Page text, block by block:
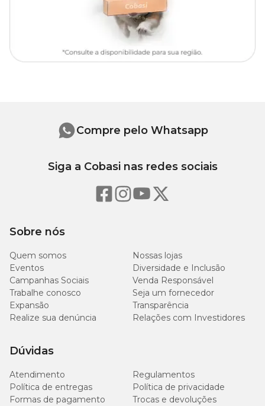
Sobre nós
Quem somos
Nossas lojas
Eventos
Diversidade e Inclusão
Campanhas Sociais
Venda Responsável
Trabalhe conosco
Seja um fornecedor
Expansão
Transparência
Realize sua denúncia
Relações com Investidores
Dúvidas
Atendimento
Regulamentos
Política de entregas
Política de privacidade
Formas de pagamento
Trocas e devoluções
Compre pelo Whatsapp
Siga a Cobasi nas redes sociais